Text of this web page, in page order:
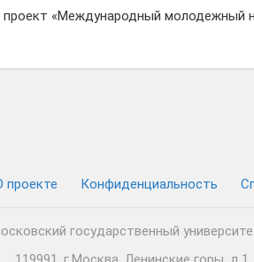
проект «Международный молодежный
проекте Конфиденциальность
государственный